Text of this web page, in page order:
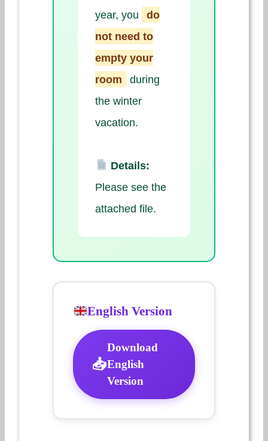
year, you
do
not need to
empty your
room
during
the winter
vacation.
Details:
Please see the
attached file.
English Version
Download
English
Version